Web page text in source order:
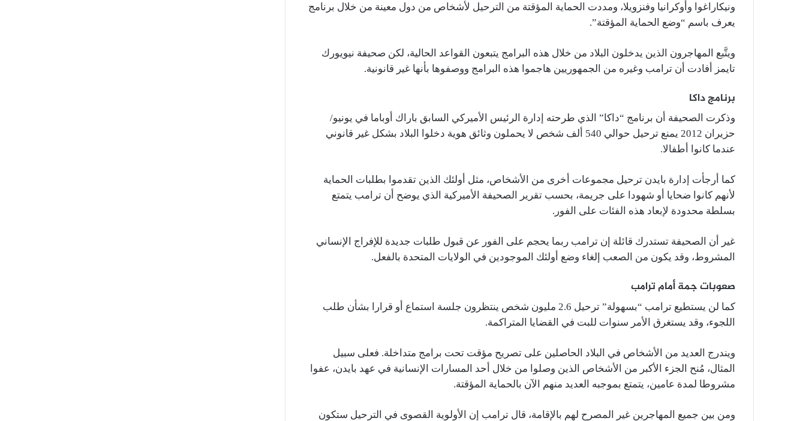
ونيكاراغوا وأوكرانيا وفنزويلا، ومددت الحماية المؤقتة من الترحيل لأشخاص من دول معينة من خلال برنامج
يعرف باسم “وضع الحماية المؤقتة”.
ويتَّبع المهاجرون الذين يدخلون البلاد من خلال هذه البرامج يتبعون القواعد الحالية، لكن صحيفة نيويورك
تايمز أفادت أن ترامب وغيره من الجمهوريين هاجموا هذه البرامج ووصفوها بأنها غير قانونية.
برنامج داكا
وذكرت الصحيفة أن برنامج “داكا” الذي طرحته إدارة الرئيس الأميركي السابق باراك أوباما في يونيو/
حزيران 2012 يمنع ترحيل حوالي 540 ألف شخص لا يحملون وثائق هوية دخلوا البلاد بشكل غير قانوني
عندما كانوا أطفالا.
كما أرجأت إدارة بايدن ترحيل مجموعات أخرى من الأشخاص، مثل أولئك الذين تقدموا بطلبات الحماية
لأنهم كانوا ضحايا أو شهودا على جريمة، بحسب تقرير الصحيفة الأميركية الذي يوضح أن ترامب يتمتع
بسلطة محدودة لإبعاد هذه الفئات على الفور.
غير أن الصحيفة تستدرك قائلة إن ترامب ربما يحجم على الفور عن قبول طلبات جديدة للإفراج الإنساني
المشروط، وقد يكون من الصعب إلغاء وضع أولئك الموجودين في الولايات المتحدة بالفعل.
صعوبات جمة أمام ترامب
كما لن يستطيع ترامب “بسهولة” ترحيل 2.6 مليون شخص ينتظرون جلسة استماع أو قرارا بشأن طلب
اللجوء، وقد يستغرق الأمر سنوات للبت في القضايا المتراكمة.
ويندرج العديد من الأشخاص في البلاد الحاصلين على تصريح مؤقت تحت برامج متداخلة. فعلى سبيل
المثال، مُنح الجزء الأكبر من الأشخاص الذين وصلوا من خلال أحد المسارات الإنسانية في عهد بايدن، عفوا
مشروطا لمدة عامين، يتمتع بموجبه العديد منهم الآن بالحماية المؤقتة.
ومن بين جميع المهاجرين غير المصرح لهم بالإقامة، قال ترامب إن الأولوية القصوى في الترحيل ستكون